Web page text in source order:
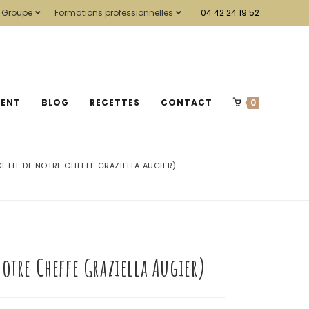
Formations professionnelles 04 42 24 19 52
BLOG RECETTES CONTACT 0
DE NOTRE CHEFFE GRAZIELLA AUGIER)
Cheffe Graziella Augier)